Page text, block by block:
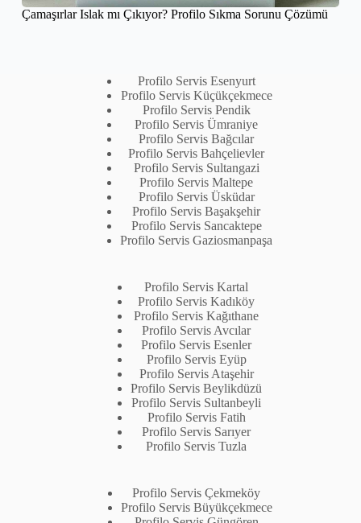
Çamaşırlar Islak mı Çıkıyor? Profilo Sıkma Sorunu Çözümü
Profilo Servis Esenyurt
Profilo Servis Küçükçekmece
Profilo Servis Pendik
Profilo Servis Ümraniye
Profilo Servis Bağcılar
Profilo Servis Bahçelievler
Profilo Servis Sultangazi
Profilo Servis Maltepe
Profilo Servis Üsküdar
Profilo Servis Başakşehir
Profilo Servis Sancaktepe
Profilo Servis Gaziosmanpaşa
Profilo Servis Kartal
Profilo Servis Kadıköy
Profilo Servis Kağıthane
Profilo Servis Avcılar
Profilo Servis Esenler
Profilo Servis Eyüp
Profilo Servis Ataşehir
Profilo Servis Beylikdüzü
Profilo Servis Sultanbeyli
Profilo Servis Fatih
Profilo Servis Sarıyer
Profilo Servis Tuzla
Profilo Servis Çekmeköy
Profilo Servis Büyükçekmece